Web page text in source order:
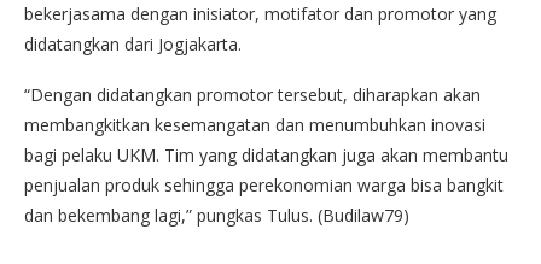
bekerjasama dengan inisiator, motifator dan promotor yang
didatangkan dari Jogjakarta.
“Dengan didatangkan promotor tersebut, diharapkan akan
membangkitkan kesemangatan dan menumbuhkan inovasi
bagi pelaku UKM. Tim yang didatangkan juga akan membantu
penjualan produk sehingga perekonomian warga bisa bangkit
dan bekembang lagi,” pungkas Tulus. (Budilaw79)